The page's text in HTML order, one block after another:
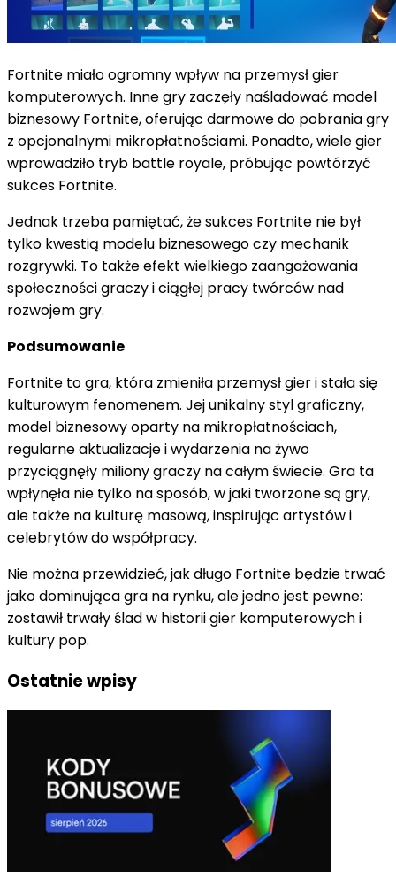
Fortnite miało ogromny wpływ na przemysł gier
komputerowych. Inne gry zaczęły naśladować model
biznesowy Fortnite, oferując darmowe do pobrania gry
z opcjonalnymi mikropłatnościami. Ponadto, wiele gier
wprowadziło tryb battle royale, próbując powtórzyć
sukces Fortnite.
Jednak trzeba pamiętać, że sukces Fortnite nie był
tylko kwestią modelu biznesowego czy mechanik
rozgrywki. To także efekt wielkiego zaangażowania
społeczności graczy i ciągłej pracy twórców nad
rozwojem gry.
Podsumowanie
Fortnite to gra, która zmieniła przemysł gier i stała się
kulturowym fenomenem. Jej unikalny styl graficzny,
model biznesowy oparty na mikropłatnościach,
regularne aktualizacje i wydarzenia na żywo
przyciągnęły miliony graczy na całym świecie. Gra ta
wpłynęła nie tylko na sposób, w jaki tworzone są gry,
ale także na kulturę masową, inspirując artystów i
celebrytów do współpracy.
Nie można przewidzieć, jak długo Fortnite będzie trwać
jako dominująca gra na rynku, ale jedno jest pewne:
zostawił trwały ślad w historii gier komputerowych i
kultury pop.
Ostatnie wpisy